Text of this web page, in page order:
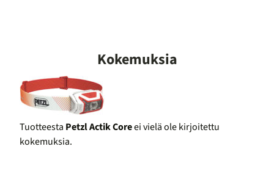
Kokemuksia
Tuotteesta Petzl Actik Coreei vielä ole kirjoitettu
kokemuksia.